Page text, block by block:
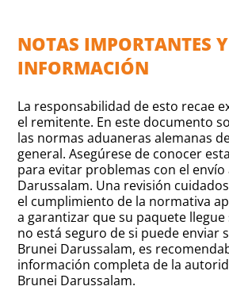
NOTAS IMPORTANTES
INFORMACIÓN
La responsabilidad de esto recae
el remitente. En este documento
las normas aduaneras alemanas
general. Asegúrese de conocer
para evitar problemas con el envío
Darussalam. Una revisión
el cumplimiento de la normativa
a garantizar que su paquete llegue
no está seguro de si puede enviar
Brunei Darussalam, es
información completa de la
Brunei Darussalam.